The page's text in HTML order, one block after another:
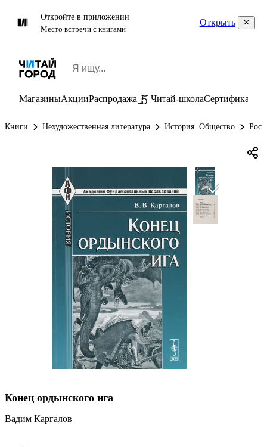
Откройте в приложении
Место встречи с книгами
Открыть
МагазиныАкцииРаспродажа Читай-школаСертификаты
Книги Нехудожественная литература История. Общество
Конец ордынского ига
Вадим Каргалов